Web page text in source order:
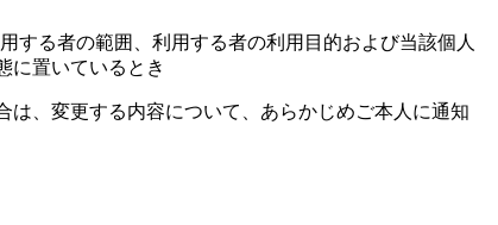
する者の範囲、利用する者の利用目的および当該個人
に置いているとき
、変更する内容について、あらかじめご本人に通知